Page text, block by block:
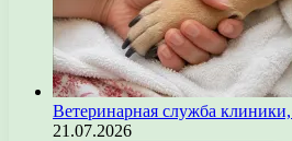
Ветеринарная служба
21.07.2026